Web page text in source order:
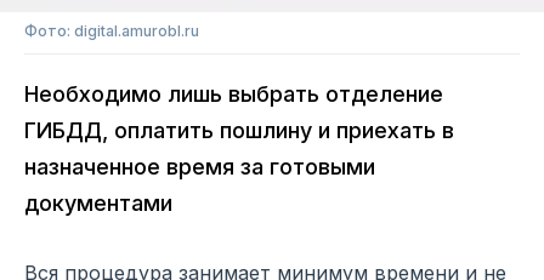
Фото: digital.amurobl.ru
Необходимо лишь выбрать отделение
ГИБДД, оплатить пошлину и приехать в
назначенное время за готовыми
документами
Вся процедура занимает минимум времени и не